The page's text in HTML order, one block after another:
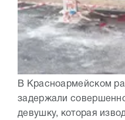
В Красноармейском
задержали
девушку, которая